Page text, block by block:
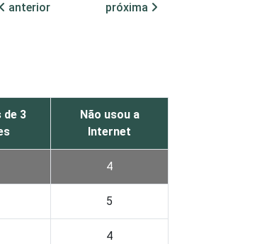
anterior
próxima
de 3
Não usou a
Internet
4
5
4